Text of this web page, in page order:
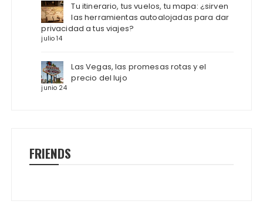
Tu itinerario, tus vuelos, tu mapa: ¿sirven
las herramientas autoalojadas para dar
privacidad a tus viajes?
julio 14
Las Vegas, las promesas rotas y el
precio del lujo
junio 24
FRIENDS